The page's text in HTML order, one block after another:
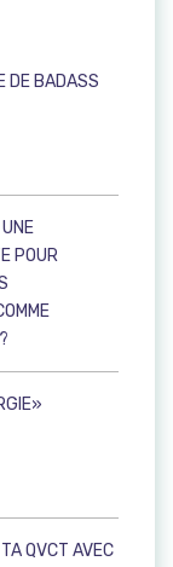
DE BADASS
POUR
QVCT AVEC